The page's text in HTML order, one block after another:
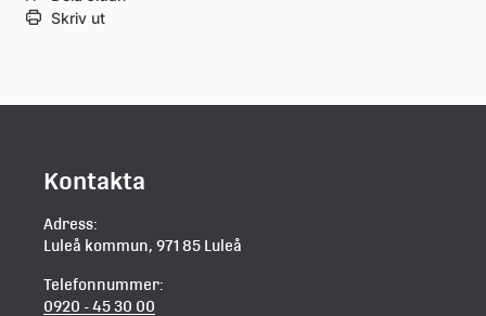
Skriv ut
Kontakta
Adress:
Luleå kommun, 971 85 Luleå
Telefonnummer:
0920 - 45 30 00